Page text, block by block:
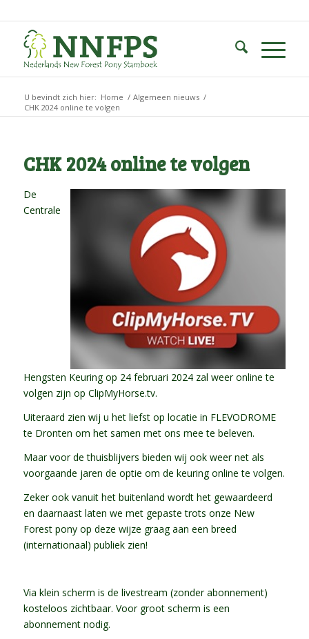
U bevindt zich hier: Home / Algemeen nieuws /
CHK 2024 online te volgen
CHK 2024 online te volgen
De
Centrale
Hengsten Keuring op 24 februari 2024 zal weer online te
volgen zijn op ClipMyHorse.tv.
Uiteraard zien wij u het liefst op locatie in FLEVODROME
te Dronten om het samen met ons mee te beleven.
Maar voor de thuisblijvers bieden wij ook weer net als
voorgaande jaren de optie om de keuring online te volgen.
Zeker ook vanuit het buitenland wordt het gewaardeerd
en daarnaast laten we met gepaste trots onze New
Forest pony op deze wijze graag aan een breed
(internationaal) publiek zien!
Via klein scherm is de livestream (zonder abonnement)
kosteloos zichtbaar. Voor groot scherm is een
abonnement nodig.